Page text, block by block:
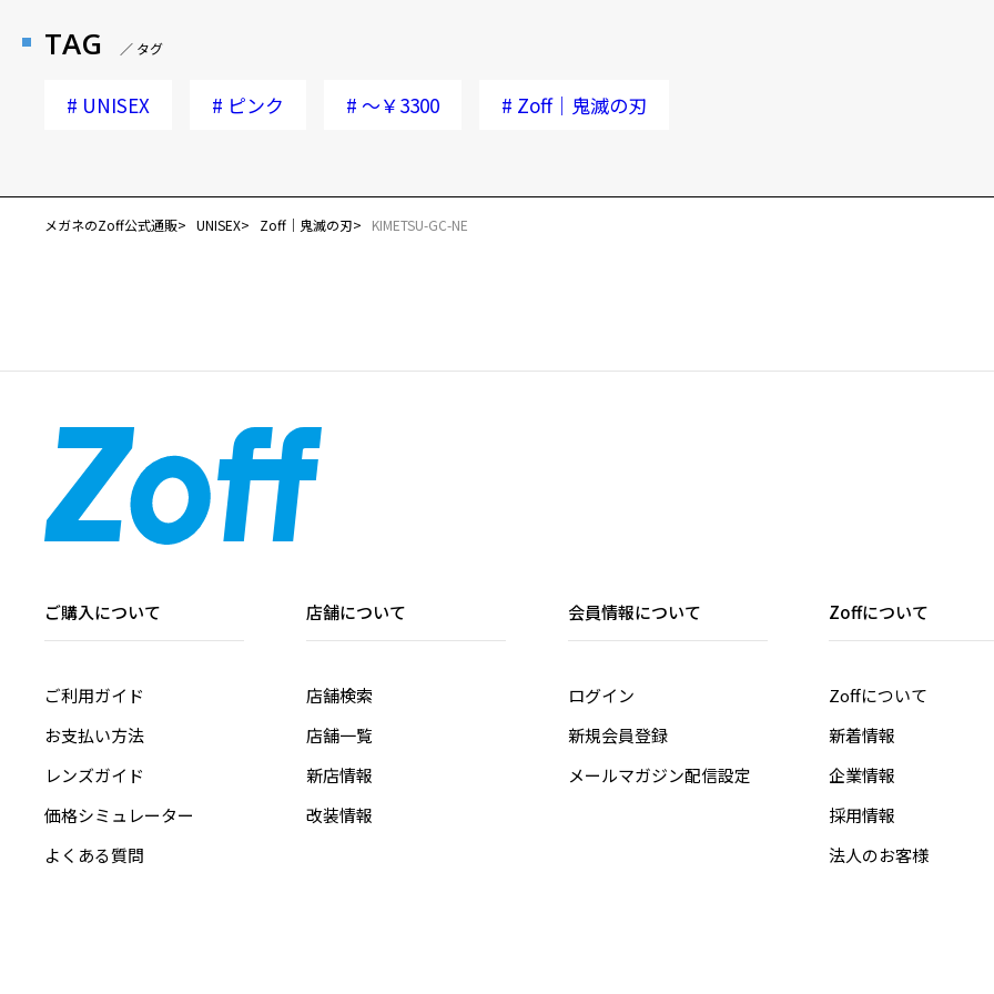
TAG ／ タグ
# UNISEX # ピンク # ～￥3300 # Zoff｜鬼滅の刃
メガネのZoff公式通販 UNISEX Zoff｜鬼滅の刃 KIMETSU-GC-NE
ご購入について
ご利用ガイド
お支払い方法
レンズガイド
価格シミュレーター
よくある質問
店舗について
店舗検索
店舗一覧
新店情報
改装情報
会員情報について
ログイン
新規会員登録
メールマガジン配信設定
Zoffについて
Zoffについて
新着情報
企業情報
採用情報
法人のお客様